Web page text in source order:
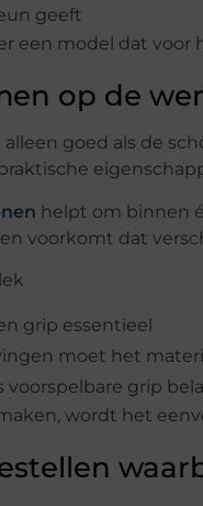
geeft
een model dat
op de
goed als de
helpt om binnen
voorkomt dat
grip essentieel
moet het
voorspelbare grip
wordt het